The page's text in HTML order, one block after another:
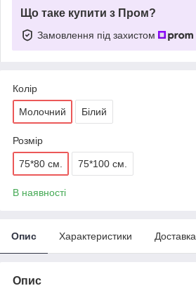
Що таке купити з Пром?
Замовлення під захистом
Колір
Молочний Білий
Розмір
75*80 см. 75*100 см.
В наявності
Опис Характеристики Доставка
Опис